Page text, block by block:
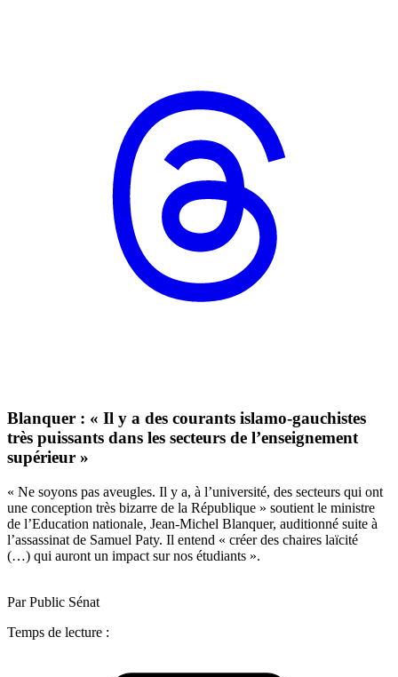
Blanquer : « Il y a des courants islamo-gauchistes
très puissants dans les secteurs de l’enseignement
supérieur »
« Ne soyons pas aveugles. Il y a, à l’université, des secteurs qui ont
une conception très bizarre de la République » soutient le ministre
de l’Education nationale, Jean-Michel Blanquer, auditionné suite à
l’assassinat de Samuel Paty. Il entend « créer des chaires laïcité
(…) qui auront un impact sur nos étudiants ».
Par Public Sénat
Temps de lecture :